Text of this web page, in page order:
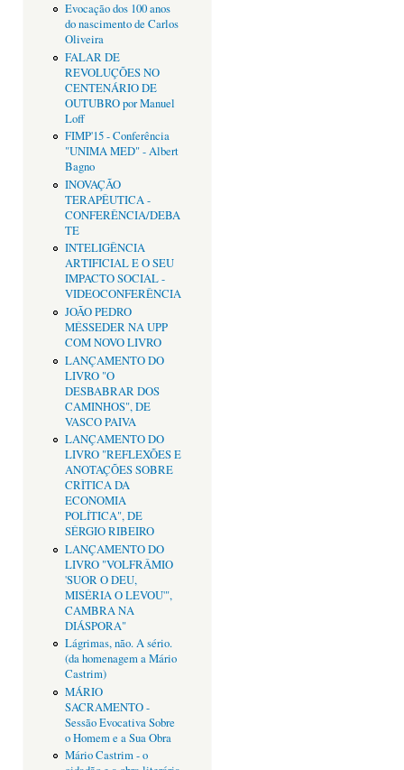
Evocação dos 100 anos
do nascimento de Carlos
Oliveira
FALAR DE
REVOLUÇÕES NO
CENTENÁRIO DE
OUTUBRO por Manuel
Loff
FIMP'15 - Conferência
"UNIMA MED" - Albert
Bagno
INOVAÇÃO
TERAPÊUTICA -
CONFERÊNCIA/DEBA
TE
INTELIGÊNCIA
ARTIFICIAL E O SEU
IMPACTO SOCIAL -
VIDEOCONFERÊNCIA
JOÃO PEDRO
MÉSSEDER NA UPP
COM NOVO LIVRO
LANÇAMENTO DO
LIVRO "O
DESBABRAR DOS
CAMINHOS", DE
VASCO PAIVA
LANÇAMENTO DO
LIVRO "REFLEXÕES E
ANOTAÇÕES SOBRE
CRÌTICA DA
ECONOMIA
POLÍTICA", DE
SÉRGIO RIBEIRO
LANÇAMENTO DO
LIVRO "VOLFRÂMIO
'SUOR O DEU,
MISÉRIA O LEVOU'",
CAMBRA NA
DIÁSPORA"
Lágrimas, não. A sério.
(da homenagem a Mário
Castrim)
MÁRIO
SACRAMENTO -
Sessão Evocativa Sobre
o Homem e a Sua Obra
Mário Castrim - o